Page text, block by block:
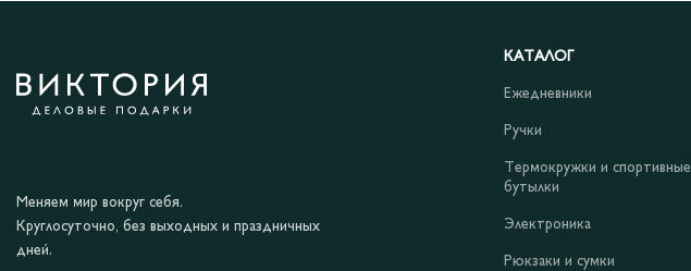
Меняем мир вокруг себя.
Круглосуточно, без выходных и праздничных
дней.
КАТАЛОГ
Ежедневники
Ручки
Термокружки и спортивные
бутылки
Электроника
Рюкзаки и сумки